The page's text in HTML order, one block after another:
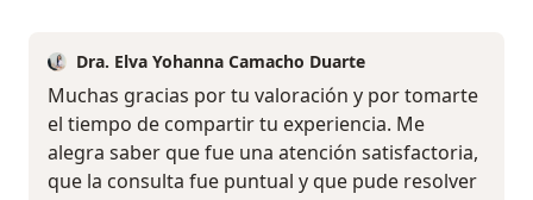
Dra. Elva Yohanna Camacho Duarte
Muchas gracias por tu valoración y por tomarte
el tiempo de compartir tu experiencia. Me
alegra saber que fue una atención satisfactoria,
que la consulta fue puntual y que pude resolver